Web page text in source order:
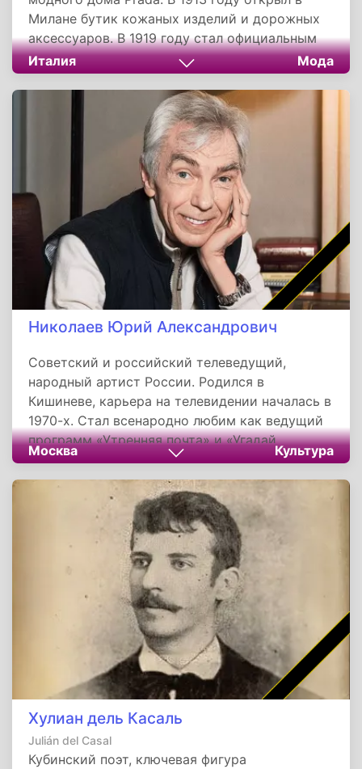
Милане бутик кожаных изделий и дорожных
аксессуаров. В 1919 году стал официальным
поставщиком королевского двора.
Придерживался консервативных взглядов, но
его наследие было переосмыслено дочерью и
внучкой, превратившей семейное дело в
глобальную империю высокой моды.
Италия Мода
Николаев Юрий Александрович
Советский и российский телеведущий,
народный артист России. Родился в
Кишиневе, карьера на телевидении началась в
1970-х. Стал всенародно любим как ведущий
программ «Утренняя почта» и «Угадай
мелодию». Награжден орденами Дружбы и
Почета. Скончался в Москве в ноябре 2025
года после тяжелой болезни.
Москва Культура
Хулиан дель Касаль
Julián del Casal
Кубинский поэт, ключевая фигура